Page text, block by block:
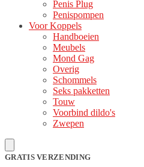
Penis Plug
Penispompen
Voor Koppels
Handboeien
Meubels
Mond Gag
Overig
Schommels
Seks pakketten
Touw
Voorbind dildo's
Zwepen
GRATIS VERZENDING